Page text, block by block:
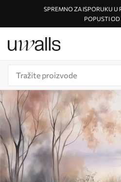
SPREMNO ZA ISPORUKU U
POPUSTI